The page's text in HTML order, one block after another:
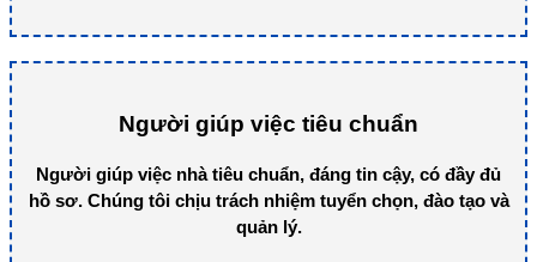
Người giúp việc tiêu chuẩn
Người giúp việc nhà tiêu chuẩn, đáng tin cậy, có đầy đủ
hồ sơ. Chúng tôi chịu trách nhiệm tuyển chọn, đào tạo và
quản lý.